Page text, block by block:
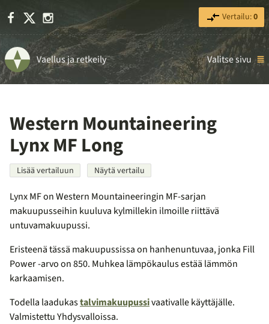
Facebook Instagram Vertailu:0
Vaellus ja retkeily Valitse sivu
Western Mountaineering
Lynx MF Long
Lisää vertailuun Näytä vertailu
Lynx MF on Western Mountaineeringin MF-sarjan
makuupusseihin kuuluva kylmillekin ilmoille riittävä
untuvamakuupussi.
Eristeenä tässä makuupussissa on hanhenuntuvaa, jonka Fill
Power -arvo on 850. Muhkea lämpökaulus estää lämmön
karkaamisen.
Todella laadukastalvimakuupussivaativalle käyttäjälle.
Valmistettu Yhdysvalloissa.